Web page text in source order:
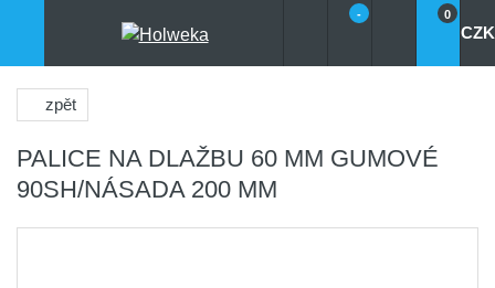
- 0
CZK
zpět
PALICE NA DLAŽBU 60 MM GUMOVÉ
90SH/NÁSADA 200 MM